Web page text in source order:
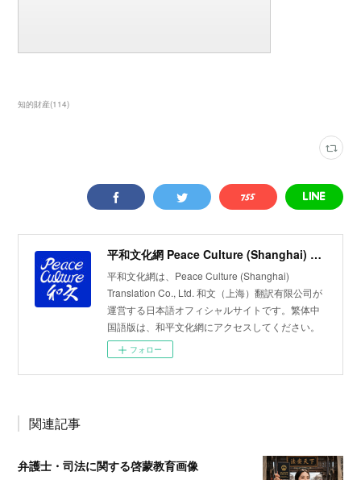
知的財産(114)
平和文化網 Peace Culture (Shanghai) Translation Co., Ltd. 和文（上海）翻訳有限公司 日本語オフィシャルサイト
平和文化網は、Peace Culture (Shanghai)
Translation Co., Ltd. 和文（上海）翻訳有限公司が
運営する日本語オフィシャルサイトです。繁体中
国語版は、和平文化網にアクセスしてください。
フォロー
関連記事
弁護士・司法に関する啓蒙教育画像